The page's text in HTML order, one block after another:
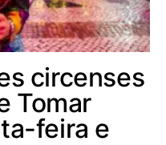
circenses
Tomar
feira e